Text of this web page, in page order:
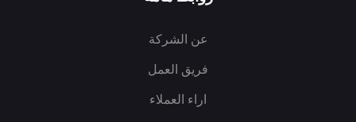
عن الشركة
فريق العمل
اراء العملاء